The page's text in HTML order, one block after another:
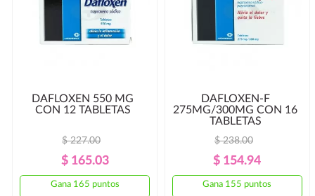
DAFLOXEN 550 MG
CON 12 TABLETAS
Precio
Regular
$ 227.00
Precio
$ 165.03
Gana 165 puntos
DAFLOXEN-F
275MG/300MG CON 16
TABLETAS
Precio
Regular
$ 238.00
Precio
$ 154.94
Gana 155 puntos